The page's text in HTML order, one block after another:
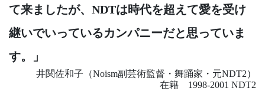
て来ましたが、NDTは時代を超えて愛を受け
継いでいっているカンパニーだと思っていま
す。」
井関佐和子（Noism副芸術監督・舞踊家・元NDT2）
在籍 1998-2001 NDT2